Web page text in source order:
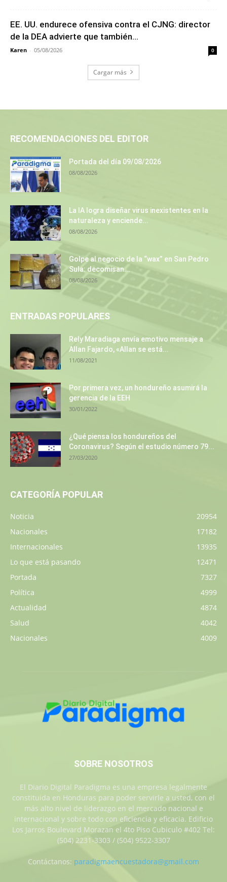
EE. UU. endurece ofensiva contra el CJNG: director
de la DEA advierte que también...
Karen - 05/08/2026 0
Cargar más
RECOMENDACIONES DEL EDITOR
Portada del día 09/08/2026
08/08/2026
La IA logra diseñar virus inexistentes en la
naturaleza y enciende...
08/08/2026
Golpe al negocio de la “wax” en San Pedro
Sula: decomisan...
08/08/2026
ENTRADAS POPULARES
Rely Maradiaga envía emotivo mensaje a
Allan Fajardo, «Allan se está...
11/08/2021
Por primera vez, un hondureño asumirá la
gerencia de la EEH
30/01/2022
¿Qué piensa los hondureños del
Coronavirus? Según el estudio número 79...
27/03/2020
CATEGORÍA POPULAR
Noticia
20954
Nacionales
17182
Internacionales
13935
Lo que está pasando
12471
Portada
7327
Política
4999
Actualidad
4874
Salud
4042
Nacionales
4009
SOBRE NOSOTROS
El Diario Digital Paradigma es una empresa legalmente
constituida en Honduras para poder servirle a usted, con el
más alto nivel de liderazgo en el mercado nacional e
internacional y sobre todo con eficiencia y eficacia. Edificio
Los Jarros Boulevard Morazan el 4to Piso Cubiculo #402 Tel:
(504) 2231-3303 / (504) 9522-3307
Contáctanos: paradigmaencuestadora@gmail.com